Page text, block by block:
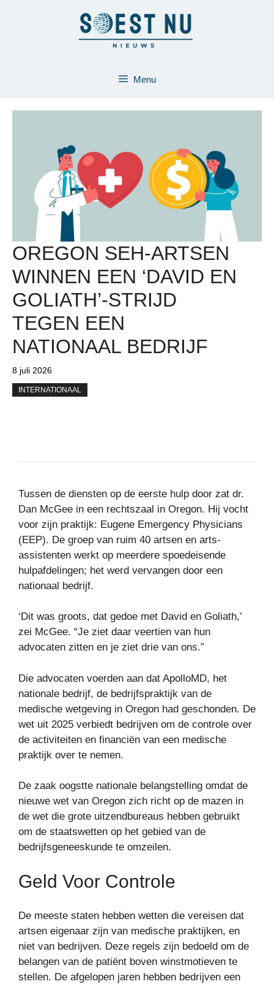
Menu
OREGON SEH-ARTSEN
WINNEN EEN ‘DAVID EN
GOLIATH’-STRIJD
TEGEN EEN
NATIONAAL BEDRIJF
8 juli 2026
INTERNATIONAAL
Tussen de diensten op de eerste hulp door zat dr.
Dan McGee in een rechtszaal in Oregon. Hij vocht
voor zijn praktijk: Eugene Emergency Physicians
(EEP). De groep van ruim 40 artsen en arts-
assistenten werkt op meerdere spoedeisende
hulpafdelingen; het werd vervangen door een
nationaal bedrijf.
‘Dit was groots, dat gedoe met David en Goliath,’
zei McGee. “Je ziet daar veertien van hun
advocaten zitten en je ziet drie van ons.”
Die advocaten voerden aan dat ApolloMD, het
nationale bedrijf, de bedrijfspraktijk van de
medische wetgeving in Oregon had geschonden. De
wet uit 2025 verbiedt bedrijven om de controle over
de activiteiten en financiën van een medische
praktijk over te nemen.
De zaak oogstte nationale belangstelling omdat de
nieuwe wet van Oregon zich richt op de mazen in
de wet die grote uitzendbureaus hebben gebruikt
om de staatswetten op het gebied van de
bedrijfsgeneeskunde te omzeilen.
Geld Voor Controle
De meeste staten hebben wetten die vereisen dat
artsen eigenaar zijn van medische praktijken, en
niet van bedrijven. Deze regels zijn bedoeld om de
belangen van de patiënt boven winstmotieven te
stellen. De afgelopen jaren hebben bedrijven een